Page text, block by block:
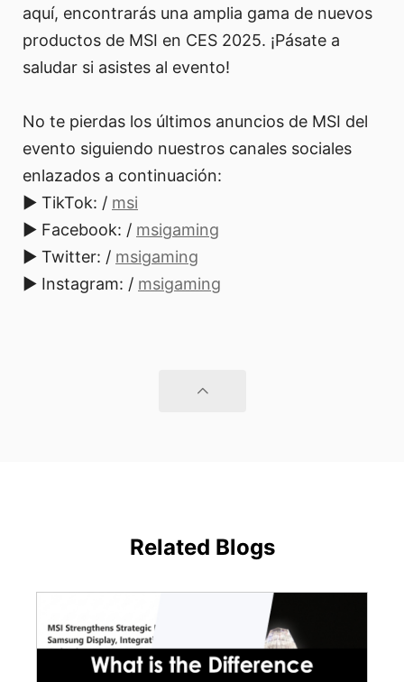
aquí, encontrarás una amplia gama de nuevos
productos de MSI en CES 2025. ¡Pásate a
saludar si asistes al evento!
No te pierdas los últimos anuncios de MSI del
evento siguiendo nuestros canales sociales
enlazados a continuación:
► TikTok: / msi
► Facebook: / msigaming
► Twitter: / msigaming
► Instagram: / msigaming
Related Blogs